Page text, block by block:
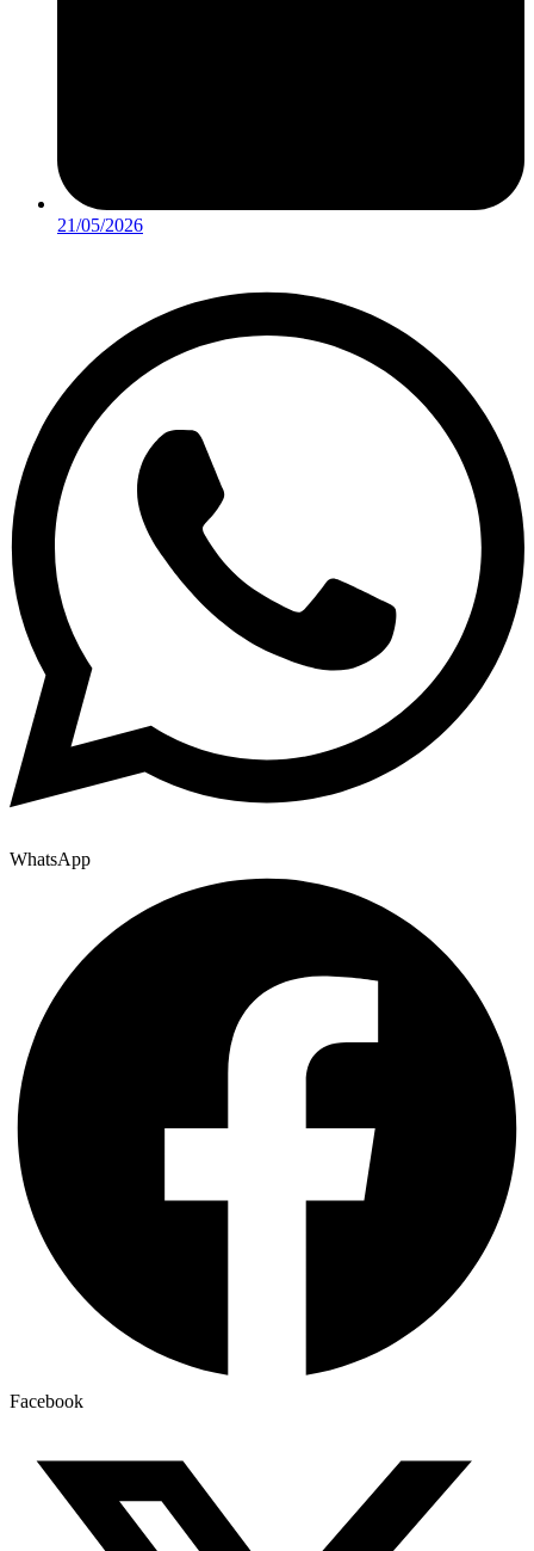
21/05/2026
WhatsApp
Facebook